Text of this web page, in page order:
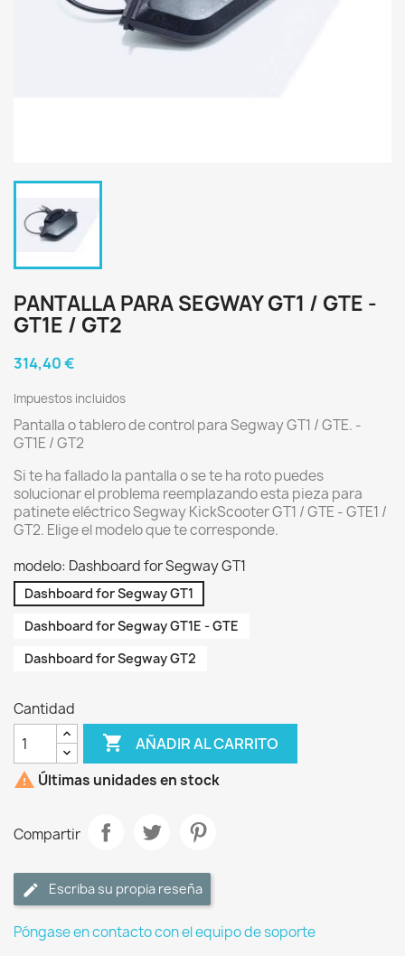
PANTALLA PARA SEGWAY GT1 / GTE -
GT1E / GT2
314,40 €
Impuestos incluidos
Pantalla o tablero de control para Segway GT1 / GTE. -
GT1E / GT2
Si te ha fallado la pantalla o se te ha roto puedes
solucionar el problema reemplazando esta pieza para
patinete eléctrico Segway KickScooter GT1 / GTE - GTE1 /
GT2. Elige el modelo que te corresponde.
modelo: Dashboard for Segway GT1
Dashboard for Segway GT1
Dashboard for Segway GT1E - GTE
Dashboard for Segway GT2
Cantidad
 AÑADIR AL CARRITO
 Últimas unidades en stock
Compartir
Escriba su propia reseña
Póngase en contacto con el equipo de soporte